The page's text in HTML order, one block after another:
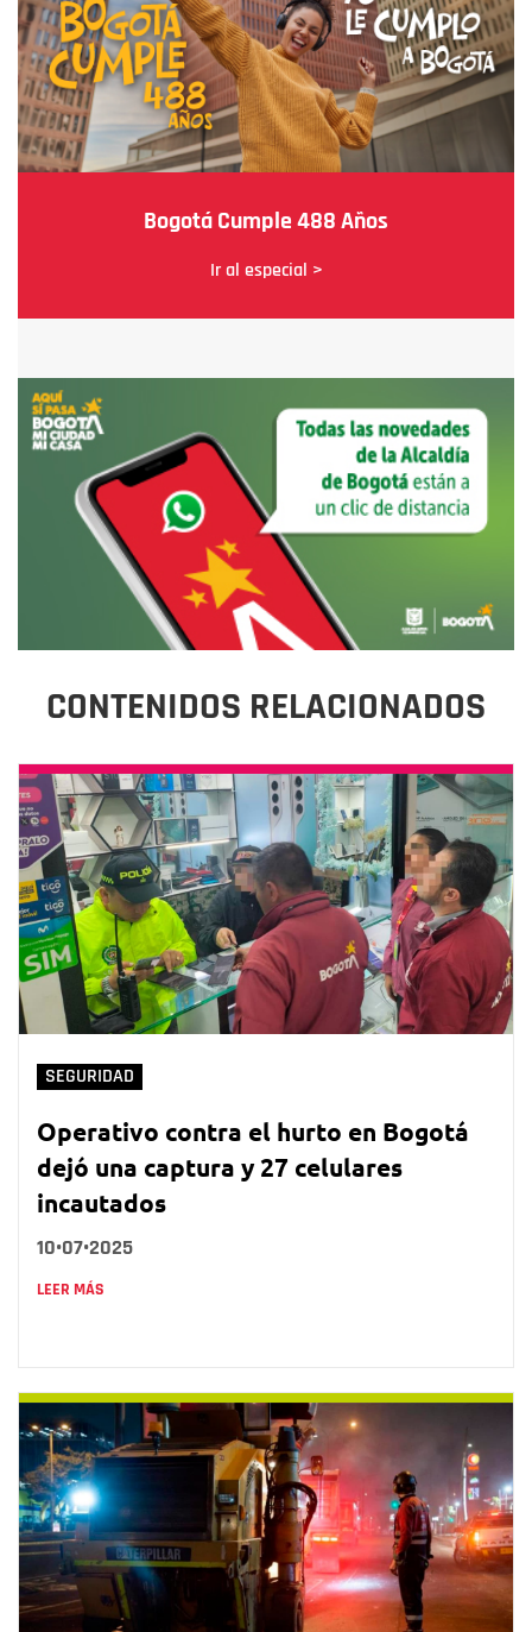
Bogotá Cumple 488 Años
Ir al especial >
CONTENIDOS RELACIONADOS
SEGURIDAD
Operativo contra el hurto en Bogotá
dejó una captura y 27 celulares
incautados
10•07•2025
LEER MÁS